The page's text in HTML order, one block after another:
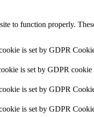
to function properly.
is set by GDPR
is set by GDPR
is set by GDPR
is set by GDPR